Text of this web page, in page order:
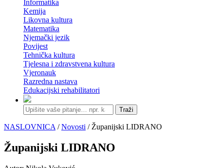
Informatika
Kemija
Likovna kultura
Matematika
Njemački jezik
Povijest
Tehnička kultura
Tjelesna i zdravstvena kultura
Vjeronauk
Razredna nastava
Edukacijski rehabilitatori
Traži
NASLOVNICA /Novosti / Županijski LIDRANO
Županijski LIDRANO